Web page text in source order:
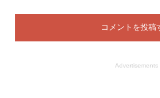
Advertisements